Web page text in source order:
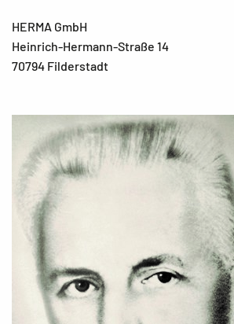
HERMA GmbH
Heinrich-Hermann-Straße 14
70794 Filderstadt